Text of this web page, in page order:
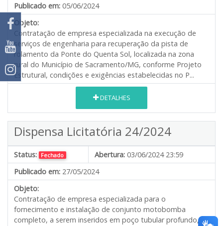
Publicado em: 05/06/2024
Objeto:
Contratação de empresa especializada na execução de
serviços de engenharia para recuperação da pista de
rolamento da Ponte do Quenta Sol, localizada na zona
rural do Município de Sacramento/MG, conforme Projeto
Estrutural, condições e exigências estabelecidas no P...
DETALHES
Dispensa Licitatória 24/2024
Status: Fechado Abertura: 03/06/2024 23:59
Publicado em: 27/05/2024
Objeto:
Contratação de empresa especializada para o
fornecimento e instalação de conjunto motobomba
completo, a serem inseridos em poço tubular profundo,